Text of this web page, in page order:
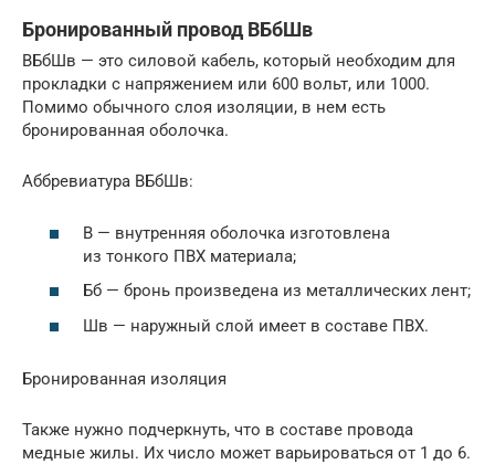
Бронированный провод ВБбШв
ВБбШв — это силовой кабель, который необходим для
прокладки с напряжением или 600 вольт, или 1000.
Помимо обычного слоя изоляции, в нем есть
бронированная оболочка.
Аббревиатура ВБбШв:
В — внутренняя оболочка изготовлена
из тонкого ПВХ материала;
Бб — бронь произведена из металлических лент;
Шв — наружный слой имеет в составе ПВХ.
Бронированная изоляция
Также нужно подчеркнуть, что в составе провода
медные жилы. Их число может варьироваться от 1 до 6.